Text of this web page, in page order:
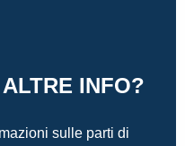
INFO?
sulle parti di